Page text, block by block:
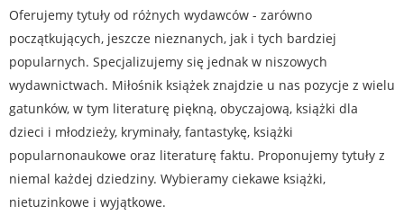
Oferujemy tytuły od różnych wydawców - zarówno
początkujących, jeszcze nieznanych, jak i tych bardziej
popularnych. Specjalizujemy się jednak w niszowych
wydawnictwach. Miłośnik książek znajdzie u nas pozycje z wielu
gatunków, w tym literaturę piękną, obyczajową, książki dla
dzieci i młodzieży, kryminały, fantastykę, książki
popularnonaukowe oraz literaturę faktu. Proponujemy tytuły z
niemal każdej dziedziny. Wybieramy ciekawe książki,
nietuzinkowe i wyjątkowe.